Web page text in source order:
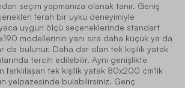
seçim yapmanıza olanak tanır. Geniş
ferah bir uyku deneyimiyle
uygun ölçü seçeneklerinde standart
modellerinin yanı sıra daha küçük ya da
da bulunur. Daha dar olan tek kişilik yatak
tercih edilebilir. Aynı genişlikte
farklılaşan tek kişilik yatak 80x200 cm'lik
yelpazesinde bulabilirsiniz. Genç